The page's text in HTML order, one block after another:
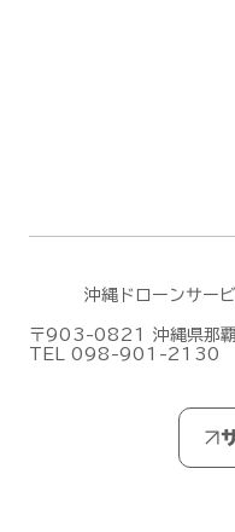
無人航空機操
沖縄ドローンサー
〒903-0821 沖縄県那覇
TEL 098-901-2130